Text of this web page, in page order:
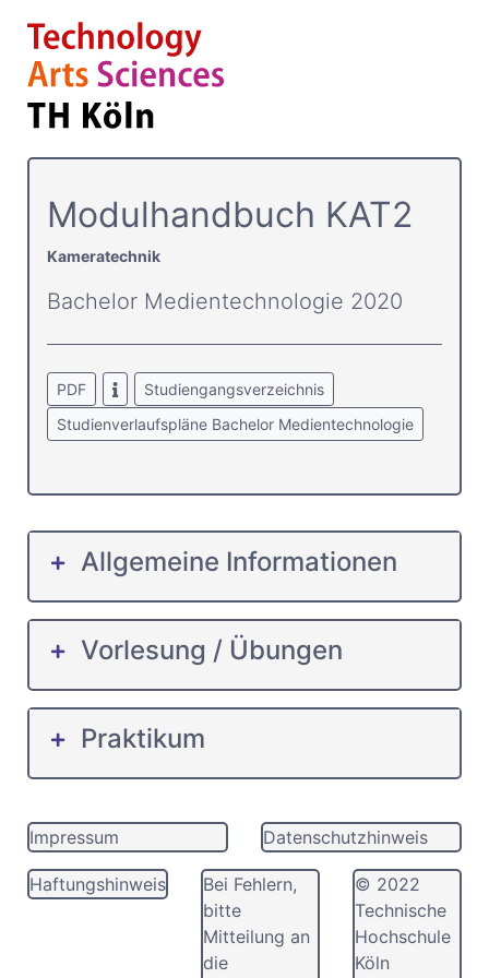
Modulhandbuch KAT2
Kameratechnik
Bachelor Medientechnologie 2020
PDF
Studiengangsverzeichnis
Studienverlaufspläne Bachelor Medientechnologie
Allgemeine Informationen
Vorlesung / Übungen
Praktikum
Impressum Datenschutzhinweis
Haftungshinweis
Bei Fehlern,
bitte
Mitteilung an
die
© 2022
Technische
Hochschule
Köln